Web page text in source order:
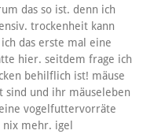
das so ist. denn ich
trockenheit kann
das erste mal eine
hier. seitdem frage ich
behilflich ist! mäuse
und ihr mäuseleben
vogelfuttervorräte
nix mehr. igel